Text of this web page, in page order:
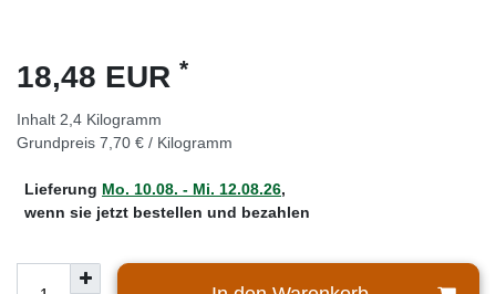
18,48 EUR *
Inhalt 2,4 Kilogramm
Grundpreis 7,70 € / Kilogramm
Lieferung Mo. 10.08. - Mi. 12.08.26,
wenn sie jetzt bestellen und bezahlen